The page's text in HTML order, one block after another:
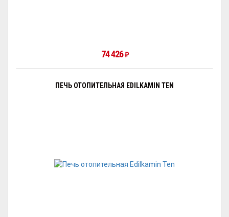
74 426₽
ПЕЧЬ ОТОПИТЕЛЬНАЯ EDILKAMIN TEN